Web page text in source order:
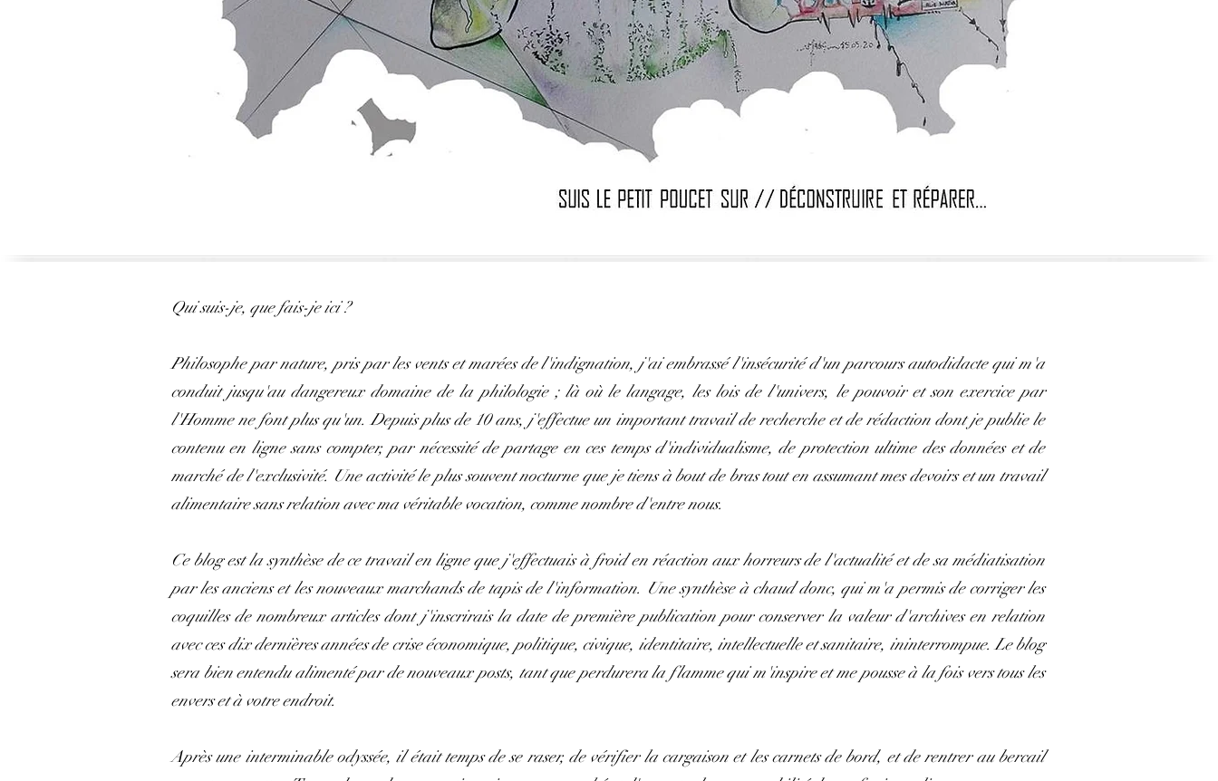
Qui suis-je, que fais-je ici ?
Philosophe par nature, pris par les vents et marées de l'indignation, j'ai embrassé l'insécurité d'un parcours autodidacte qui m'a
conduit jusqu'au dangereux domaine de la philologie ; là où le langage, les lois de l'univers, le pouvoir et son exercice par
l'Homme ne font plus qu'un. Depuis plus de 10 ans, j'effectue un important travail de recherche et de rédaction dont je publie le
contenu en ligne sans compter, par nécessité de partage en ces temps d'individualisme, de protection ultime des données et de
marché de l'exclusivité. Une activité le plus souvent nocturne que je tiens à bout de bras tout en assumant mes devoirs et un travail
alimentaire sans relation avec ma véritable vocation, comme nombre d'entre nous.
Ce blog est la synthèse de ce travail en ligne que j'effectuais à froid en réaction aux horreurs de l'actualité et de sa médiatisation
par les anciens et les nouveaux marchands de tapis de l'information. Une synthèse à chaud donc, qui m'a permis de corriger les
coquilles de nombreux articles dont j'inscrirais la date de première publication pour conserver la valeur d'archives en relation
avec ces dix dernières années de crise économique, politique, civique, identitaire, intellectuelle et sanitaire, ininterrompue. Le blog
sera bien entendu alimenté par de nouveaux posts, tant que perdurera la flamme qui m'inspire et me pousse à la fois vers tous les
envers et à votre endroit.
Après une interminable odyssée, il était temps de se raser, de vérifier la cargaison et les carnets de bord, et de rentrer au bercail